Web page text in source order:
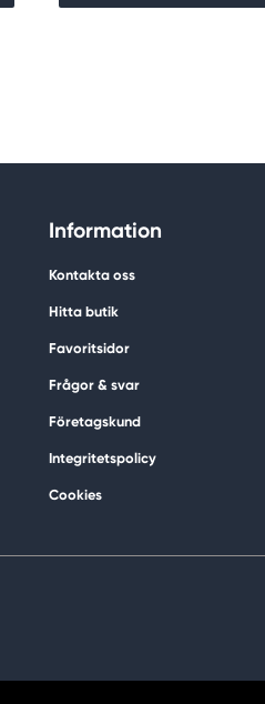
Information
Kontakta oss
Hitta butik
Favoritsidor
Frågor & svar
Företagskund
Integritetspolicy
Cookies